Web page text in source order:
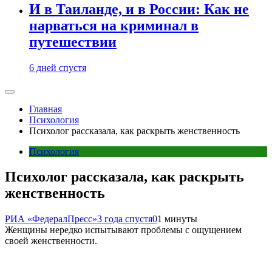
И в Таиланде, и в России: Как не
нарваться на криминал в
путешествии
6 дней спустя
Главная
Психология
Психолог рассказала, как раскрыть женственность
Психология
Психолог рассказала, как раскрыть
женственность
РИА «ФедералПресс»3 года спустя01 минуты
Женщины нередко испытывают проблемы с ощущением
своей женственности.